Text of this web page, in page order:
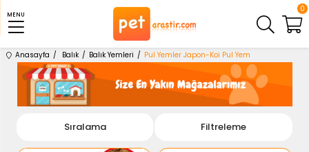
MENU
0
Anasayfa Balık Balık Yemleri Pul Yemler Japon-Koi Pul Yem
Filtreleme
Sıralama